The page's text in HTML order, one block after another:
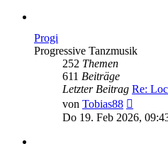
Progi
Progressive Tanzmusik
252 Themen
611 Beiträge
Letzter Beitrag Re:
von Tobias88
Beitrag
Do 19. Feb 2026,